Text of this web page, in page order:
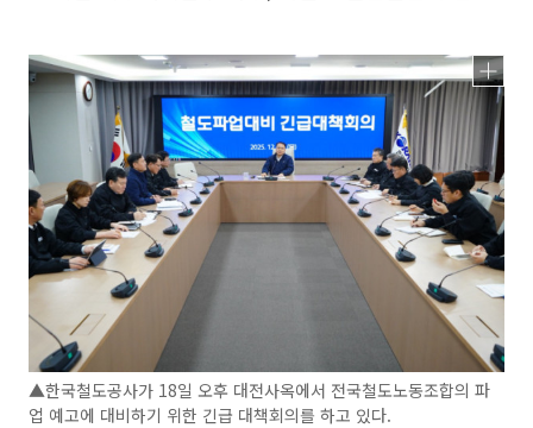
▲한국철도공사가 18일 오후 대전사옥에서 전국철도노동조합의 파
업 예고에 대비하기 위한 긴급 대책회의를 하고 있다.